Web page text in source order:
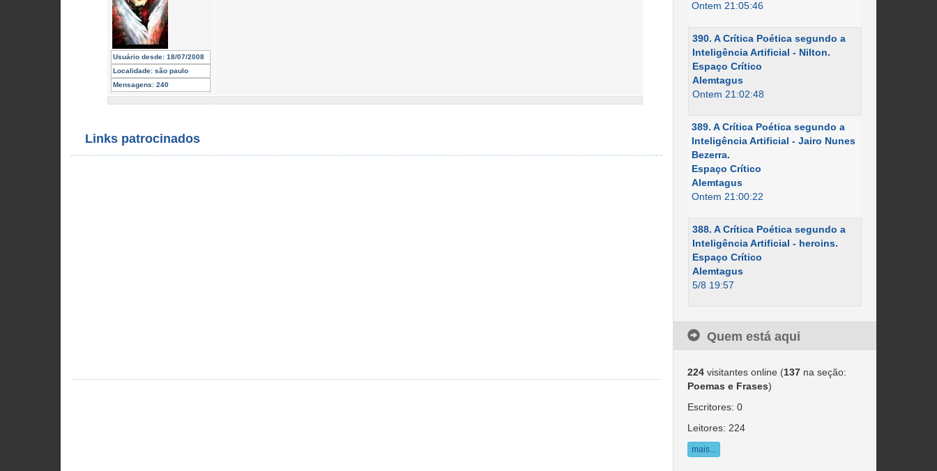
Usuário desde: 18/07/2008
Localidade: são paulo
Mensagens: 240
Links patrocinados
Ontem 21:05:46
390. A Crítica Poética segundo a
Inteligência Artificial - Nilton.
Espaço Crítico
Alemtagus
Ontem 21:02:48
389. A Crítica Poética segundo a
Inteligência Artificial - Jairo Nunes
Bezerra.
Espaço Crítico
Alemtagus
Ontem 21:00:22
388. A Crítica Poética segundo a
Inteligência Artificial - heroins.
Espaço Crítico
Alemtagus
5/8 19:57
Quem está aqui
224visitantes online (137na seção:
Poemas e Frases)
Escritores: 0
Leitores: 224
mais...